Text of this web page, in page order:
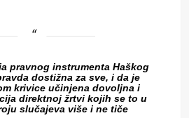
pravnog instrumenta Haškog
dostižna za sve, i da je
krivice učinjena dovoljna i
direktnoj žrtvi kojih se to u
slučajeva više i ne tiče